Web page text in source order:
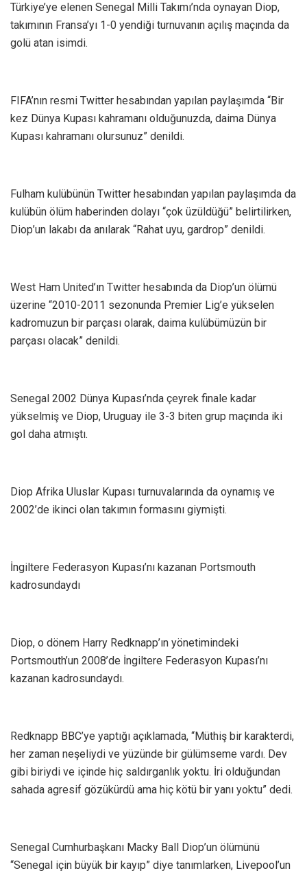
Türkiye’ye elenen Senegal Milli Takımı’nda oynayan Diop,
takımının Fransa’yı 1-0 yendiği turnuvanın açılış maçında da
golü atan isimdi.
FIFA’nın resmi Twitter hesabından yapılan paylaşımda “Bir
kez Dünya Kupası kahramanı olduğunuzda, daima Dünya
Kupası kahramanı olursunuz” denildi.
Fulham kulübünün Twitter hesabından yapılan paylaşımda da
kulübün ölüm haberinden dolayı “çok üzüldüğü” belirtilirken,
Diop’un lakabı da anılarak “Rahat uyu, gardrop” denildi.
West Ham United’ın Twitter hesabında da Diop’un ölümü
üzerine “2010-2011 sezonunda Premier Lig’e yükselen
kadromuzun bir parçası olarak, daima kulübümüzün bir
parçası olacak” denildi.
Senegal 2002 Dünya Kupası’nda çeyrek finale kadar
yükselmiş ve Diop, Uruguay ile 3-3 biten grup maçında iki
gol daha atmıştı.
Diop Afrika Uluslar Kupası turnuvalarında da oynamış ve
2002’de ikinci olan takımın formasını giymişti.
İngiltere Federasyon Kupası’nı kazanan Portsmouth
kadrosundaydı
Diop, o dönem Harry Redknapp’ın yönetimindeki
Portsmouth’un 2008’de İngiltere Federasyon Kupası’nı
kazanan kadrosundaydı.
Redknapp BBC’ye yaptığı açıklamada, “Müthiş bir karakterdi,
her zaman neşeliydi ve yüzünde bir gülümseme vardı. Dev
gibi biriydi ve içinde hiç saldırganlık yoktu. İri olduğundan
sahada agresif gözükürdü ama hiç kötü bir yanı yoktu” dedi.
Senegal Cumhurbaşkanı Macky Ball Diop’un ölümünü
“Senegal için büyük bir kayıp” diye tanımlarken, Livepool’un